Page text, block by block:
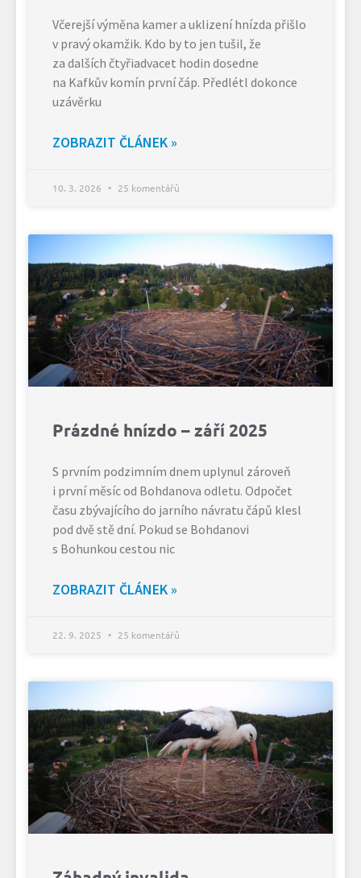
Včerejší výměna kamer a uklizení hnízda přišlo
v pravý okamžik. Kdo by to jen tušil, že
za dalších čtyřiadvacet hodin dosedne
na Kafkův komín první čáp. Předlétl dokonce
uzávěrku
ZOBRAZIT ČLÁNEK »
10. 3. 2026 25 komentářů
Prázdné hnízdo – září 2025
S prvním podzimním dnem uplynul zároveň
i první měsíc od Bohdanova odletu. Odpočet
času zbývajícího do jarního návratu čápů klesl
pod dvě stě dní. Pokud se Bohdanovi
s Bohunkou cestou nic
ZOBRAZIT ČLÁNEK »
22. 9. 2025 25 komentářů